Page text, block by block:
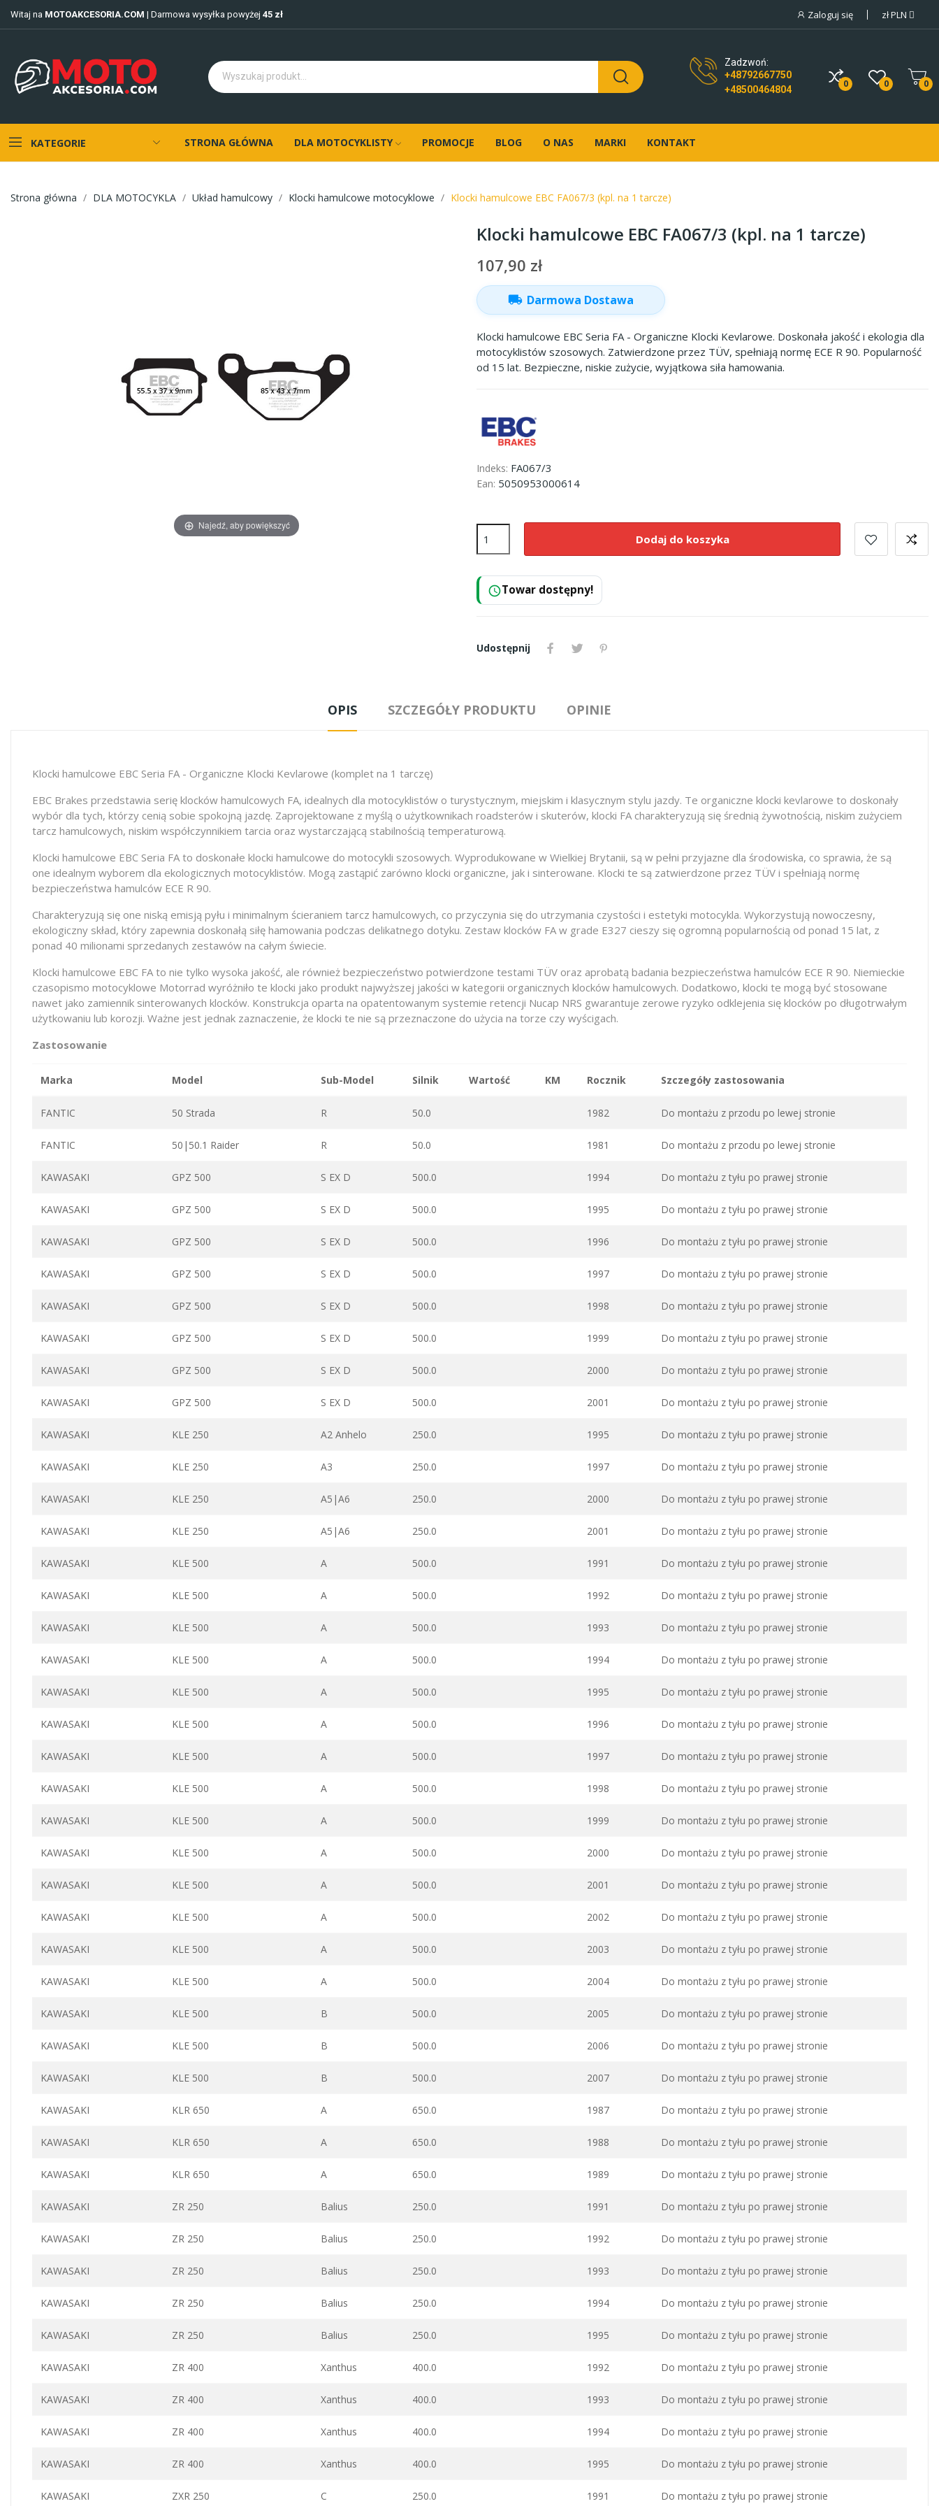
Witaj na MOTOAKCESORIA.COM | Darmowa wysyłka powyżej 45 zł Zaloguj się złPLN
Zadzwoń:
+48792667750
+48500464804
0 0 0
KATEGORIE STRONA GŁÓWNA DLA MOTOCYKLISTY PROMOCJE BLOG O NAS MARKI KONTAKT
Strona główna DLA MOTOCYKLA Układ hamulcowy Klocki hamulcowe motocyklowe Klocki hamulcowe EBC FA067/3 (kpl. na 1 tarcze)
Najedź, aby powiększyć
Klocki hamulcowe EBC FA067/3 (kpl. na 1 tarcze)
107,90 zł
local_shipping Darmowa Dostawa
Klocki hamulcowe EBC Seria FA - Organiczne Klocki Kevlarowe. Doskonała jakość i ekologia dla
motocyklistów szosowych. Zatwierdzone przez TÜV, spełniają normę ECE R 90. Popularność
od 15 lat. Bezpieczne, niskie zużycie, wyjątkowa siła hamowania.
Indeks: FA067/3
Ean: 5050953000614
Dodaj do koszyka
scheduleTowar dostępny!
Udostępnij
OPIS SZCZEGÓŁY PRODUKTU OPINIE
Klocki hamulcowe EBC Seria FA - Organiczne Klocki Kevlarowe (komplet na 1 tarczę)
EBC Brakes przedstawia serię klocków hamulcowych FA, idealnych dla motocyklistów o turystycznym, miejskim i klasycznym stylu jazdy. Te organiczne klocki kevlarowe to doskonały
wybór dla tych, którzy cenią sobie spokojną jazdę. Zaprojektowane z myślą o użytkownikach roadsterów i skuterów, klocki FA charakteryzują się średnią żywotnością, niskim zużyciem
tarcz hamulcowych, niskim współczynnikiem tarcia oraz wystarczającą stabilnością temperaturową.
Klocki hamulcowe EBC Seria FA to doskonałe klocki hamulcowe do motocykli szosowych. Wyprodukowane w Wielkiej Brytanii, są w pełni przyjazne dla środowiska, co sprawia, że są
one idealnym wyborem dla ekologicznych motocyklistów. Mogą zastąpić zarówno klocki organiczne, jak i sinterowane. Klocki te są zatwierdzone przez TÜV i spełniają normę
bezpieczeństwa hamulców ECE R 90.
Charakteryzują się one niską emisją pyłu i minimalnym ścieraniem tarcz hamulcowych, co przyczynia się do utrzymania czystości i estetyki motocykla. Wykorzystują nowoczesny,
ekologiczny skład, który zapewnia doskonałą siłę hamowania podczas delikatnego dotyku. Zestaw klocków FA w grade E327 cieszy się ogromną popularnością od ponad 15 lat, z
ponad 40 milionami sprzedanych zestawów na całym świecie.
Klocki hamulcowe EBC FA to nie tylko wysoka jakość, ale również bezpieczeństwo potwierdzone testami TÜV oraz aprobatą badania bezpieczeństwa hamulców ECE R 90. Niemieckie
czasopismo motocyklowe Motorrad wyróżniło te klocki jako produkt najwyższej jakości w kategorii organicznych klocków hamulcowych. Dodatkowo, klocki te mogą być stosowane
nawet jako zamiennik sinterowanych klocków. Konstrukcja oparta na opatentowanym systemie retencji Nucap NRS gwarantuje zerowe ryzyko odklejenia się klocków po długotrwałym
użytkowaniu lub korozji. Ważne jest jednak zaznaczenie, że klocki te nie są przeznaczone do użycia na torze czy wyścigach.
Zastosowanie
Marka Model Sub-Model Silnik Wartość KM Rocznik Szczegóły zastosowania
FANTIC 50 Strada R 50.0 1982 Do montażu z przodu po lewej stronie
FANTIC 50|50.1 Raider R 50.0 1981 Do montażu z przodu po lewej stronie
KAWASAKI GPZ 500 S EX D 500.0 1994 Do montażu z tyłu po prawej stronie
KAWASAKI GPZ 500 S EX D 500.0 1995 Do montażu z tyłu po prawej stronie
KAWASAKI GPZ 500 S EX D 500.0 1996 Do montażu z tyłu po prawej stronie
KAWASAKI GPZ 500 S EX D 500.0 1997 Do montażu z tyłu po prawej stronie
KAWASAKI GPZ 500 S EX D 500.0 1998 Do montażu z tyłu po prawej stronie
KAWASAKI GPZ 500 S EX D 500.0 1999 Do montażu z tyłu po prawej stronie
KAWASAKI GPZ 500 S EX D 500.0 2000 Do montażu z tyłu po prawej stronie
KAWASAKI GPZ 500 S EX D 500.0 2001 Do montażu z tyłu po prawej stronie
KAWASAKI KLE 250 A2 Anhelo 250.0 1995 Do montażu z tyłu po prawej stronie
KAWASAKI KLE 250 A3 250.0 1997 Do montażu z tyłu po prawej stronie
KAWASAKI KLE 250 A5|A6 250.0 2000 Do montażu z tyłu po prawej stronie
KAWASAKI KLE 250 A5|A6 250.0 2001 Do montażu z tyłu po prawej stronie
KAWASAKI KLE 500 A 500.0 1991 Do montażu z tyłu po prawej stronie
KAWASAKI KLE 500 A 500.0 1992 Do montażu z tyłu po prawej stronie
KAWASAKI KLE 500 A 500.0 1993 Do montażu z tyłu po prawej stronie
KAWASAKI KLE 500 A 500.0 1994 Do montażu z tyłu po prawej stronie
KAWASAKI KLE 500 A 500.0 1995 Do montażu z tyłu po prawej stronie
KAWASAKI KLE 500 A 500.0 1996 Do montażu z tyłu po prawej stronie
KAWASAKI KLE 500 A 500.0 1997 Do montażu z tyłu po prawej stronie
KAWASAKI KLE 500 A 500.0 1998 Do montażu z tyłu po prawej stronie
KAWASAKI KLE 500 A 500.0 1999 Do montażu z tyłu po prawej stronie
KAWASAKI KLE 500 A 500.0 2000 Do montażu z tyłu po prawej stronie
KAWASAKI KLE 500 A 500.0 2001 Do montażu z tyłu po prawej stronie
KAWASAKI KLE 500 A 500.0 2002 Do montażu z tyłu po prawej stronie
KAWASAKI KLE 500 A 500.0 2003 Do montażu z tyłu po prawej stronie
KAWASAKI KLE 500 A 500.0 2004 Do montażu z tyłu po prawej stronie
KAWASAKI KLE 500 B 500.0 2005 Do montażu z tyłu po prawej stronie
KAWASAKI KLE 500 B 500.0 2006 Do montażu z tyłu po prawej stronie
KAWASAKI KLE 500 B 500.0 2007 Do montażu z tyłu po prawej stronie
KAWASAKI KLR 650 A 650.0 1987 Do montażu z tyłu po prawej stronie
KAWASAKI KLR 650 A 650.0 1988 Do montażu z tyłu po prawej stronie
KAWASAKI KLR 650 A 650.0 1989 Do montażu z tyłu po prawej stronie
KAWASAKI ZR 250 Balius 250.0 1991 Do montażu z tyłu po prawej stronie
KAWASAKI ZR 250 Balius 250.0 1992 Do montażu z tyłu po prawej stronie
KAWASAKI ZR 250 Balius 250.0 1993 Do montażu z tyłu po prawej stronie
KAWASAKI ZR 250 Balius 250.0 1994 Do montażu z tyłu po prawej stronie
KAWASAKI ZR 250 Balius 250.0 1995 Do montażu z tyłu po prawej stronie
KAWASAKI ZR 400 Xanthus 400.0 1992 Do montażu z tyłu po prawej stronie
KAWASAKI ZR 400 Xanthus 400.0 1993 Do montażu z tyłu po prawej stronie
KAWASAKI ZR 400 Xanthus 400.0 1994 Do montażu z tyłu po prawej stronie
KAWASAKI ZR 400 Xanthus 400.0 1995 Do montażu z tyłu po prawej stronie
KAWASAKI ZXR 250 C 250.0 1991 Do montażu z tyłu po prawej stronie